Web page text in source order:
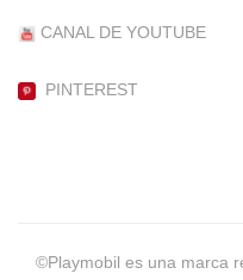
CANAL DE YOUTUBE
PINTEREST
©Playmobil es una marca